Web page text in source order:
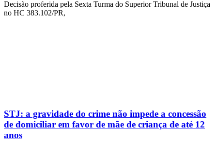
Decisão proferida pela Sexta Turma do Superior Tribunal de Justiça
no HC 383.102/PR,
STJ: a gravidade do crime não impede a concessão
de domiciliar em favor de mãe de criança de até 12
anos